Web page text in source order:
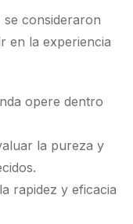
consideraron
en la experiencia
opere dentro
la pureza y
rapidez y eficacia